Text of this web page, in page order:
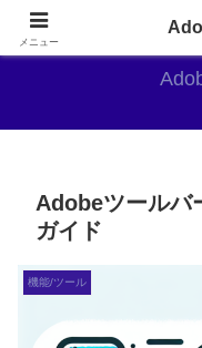
Adobe
Adobeツールバ
ガイド
機能/ツール
メニュー